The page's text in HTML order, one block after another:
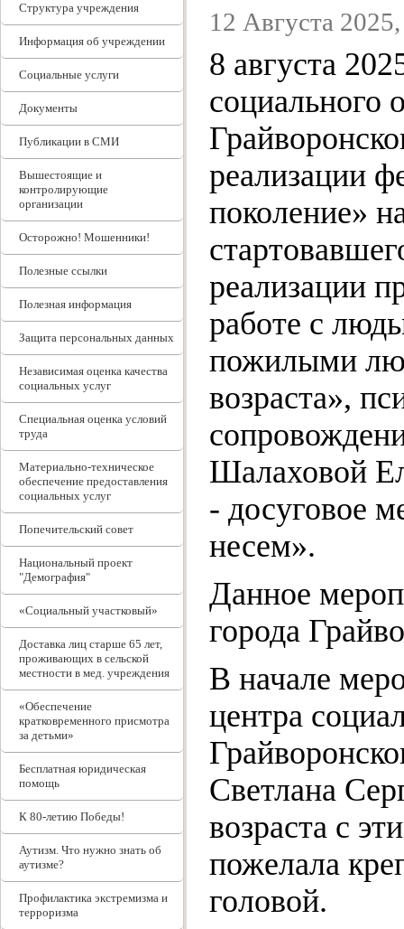
Структура учреждения
Информация об учреждении
Социальные услуги
Документы
Публикации в СМИ
Вышестоящие и
контролирующие
организации
Осторожно! Мошенники!
Полезные ссылки
Полезная информация
Защита персональных данных
Независимая оценка качества
социальных услуг
Специальная оценка условий
труда
Материально-техническое
обеспечение предоставления
социальных услуг
Попечительский совет
Национальный проект
"Демография"
«Социальный участковый»
Доставка лиц старше 65 лет,
проживающих в сельской
местности в мед. учреждения
«Обеспечение
кратковременного присмотра
за детьми»
Бесплатная юридическая
помощь
К 80-летию Победы!
Аутизм. Что нужно знать об
аутизме?
Профилактика экстремизма и
терроризма
12 Августа
8 августа
социального
реализации
поколение»
реализации
работе с
пожилыми
возраста»,
Шалаховой
- досуговое
несем».
Данное
города
В начале
центра
Светлана
возраста с
пожелала
головой.